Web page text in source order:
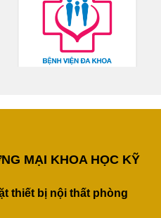
MẠI KHOA HỌC KỸ
thiết bị nội thất phòng